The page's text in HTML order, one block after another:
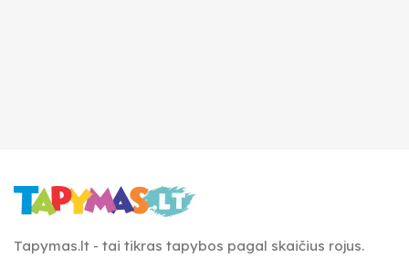
Tapymas.lt - tai tikras tapybos pagal skaičius rojus.